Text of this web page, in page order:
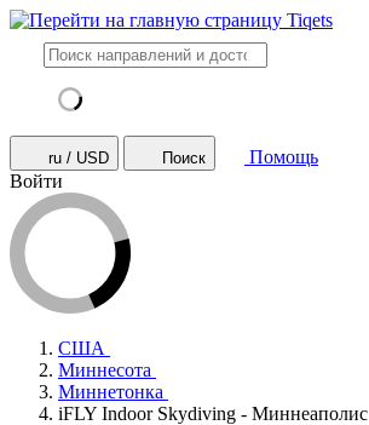
ru / USD Поиск
Помощь
Войти
США
Миннесота
Миннетонка
iFLY Indoor Skydiving - Миннеаполис